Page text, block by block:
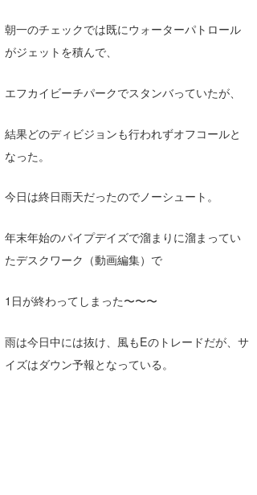
朝一のチェックでは既にウォーターパトロール
がジェットを積んで、
エフカイビーチパークでスタンバっていたが、
結果どのディビジョンも行われずオフコールと
なった。
今日は終日雨天だったのでノーシュート。
年末年始のパイプデイズで溜まりに溜まってい
たデスクワーク（動画編集）で
1日が終わってしまった〜〜〜
雨は今日中には抜け、風もEのトレードだが、サ
イズはダウン予報となっている。
Yoshiyuki Obata
DELTA FORCE SURF
CBA Films
熊谷素子
WAVAL
中浦“JET”章
進士剛光
田原啓江
植村未来
NOBUFUKU
大野”MAR”修聖
喜納海人
☆加藤
Aichan
chan-U
ECE
G◎Da
H
KID
KOBU
MIN
波伝説